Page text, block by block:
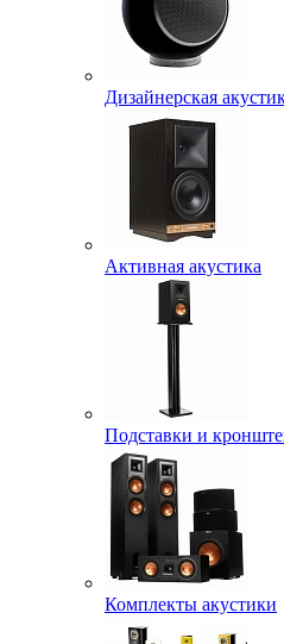
Дизайнерская
Активная акустика
Подставки и
Комплекты акустики